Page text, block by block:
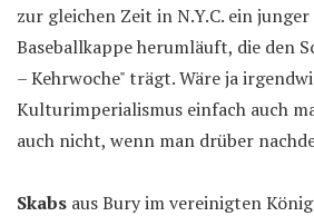
zur gleichen Zeit in N.Y.C. ein
Baseballkappe herumläuft, die den
– Kehrwoche" trägt. Wäre ja
Kulturimperialismus einfach auch
auch nicht, wenn man drüber
Skabs aus Bury im vereinigten